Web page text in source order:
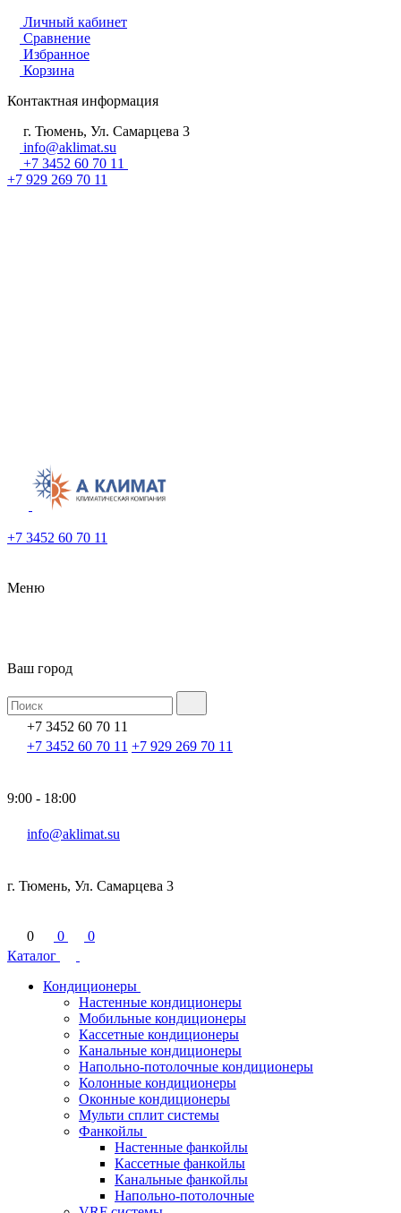
Личный кабинет
Сравнение
Избранное
Корзина
Контактная информация
г. Тюмень, Ул. Самарцева 3
info@aklimat.su
+7 3452 60 70 11
+7 929 269 70 11
+7 3452 60 70 11
Меню
Ваш город
+7 3452 60 70 11
+7 3452 60 70 11 +7 929 269 70 11
9:00 - 18:00
info@aklimat.su
г. Тюмень, Ул. Самарцева 3
0 0
0
Каталог
Кондиционеры
Настенные кондиционеры
Мобильные кондиционеры
Кассетные кондиционеры
Канальные кондиционеры
Напольно-потолочные кондиционеры
Колонные кондиционеры
Оконные кондиционеры
Мульти сплит системы
Фанкойлы
Настенные фанкойлы
Кассетные фанкойлы
Канальные фанкойлы
Напольно-потолочные